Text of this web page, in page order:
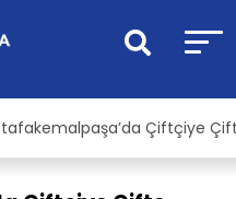
Çiftçiye